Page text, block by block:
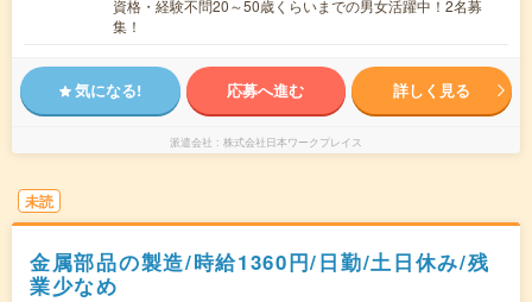
資格・経験不問20～50歳くらいまでの男女活躍中！2名募
集！
気になる! 応募へ進む 詳しく見る
派遣会社 株式会社日本ワークプレイス
未読
金属部品の製造/時給1360円/日勤/土日休み/残
業少なめ